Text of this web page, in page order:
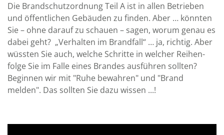
Die Brandschutz­ordnung Teil A ist in allen Betrieben
und öffent­lichen Ge­bäu­den zu finden. Aber … könnten
Sie – ohne darauf zu schauen – sagen, worum genau es
dabei geht? „Verhalten im Brandfall“ … ja, richtig. Aber
wüssten Sie auch, welche Schritte in welcher Reihen­
folge Sie im Falle eines Brandes aus­führen sollten?
Beginnen wir mit "Ruhe bewahren" und "Brand
melden". Das sollten Sie dazu wissen ...!